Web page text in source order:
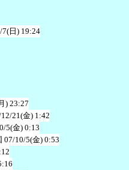
7(日) 19:24
) 23:27
21(金) 1:42
5(金) 0:13
07/10/5(金) 0:53